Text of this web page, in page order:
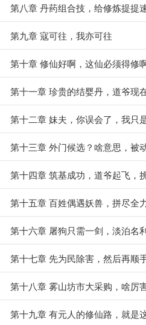
第八章 丹药组合技，给修炼提提
第九章 寇可往，我亦可往
第十章 修仙好啊，这仙必须得修
第十一章 珍贵的结婴丹，道爷现
第十二章 妹夫，你误会了，我只
第十三章 外门候选？啥意思，被
第十四章 筑基成功，道爷起飞，
第十五章 百姓偶遇妖兽，拼尽全
第十六章 屠狗只需一剑，淡泊名
第十七章 先为民除害，然后再顺
第十八章 雾山坊市大采购，啥厉
第十九章 有元人的修仙路，就是